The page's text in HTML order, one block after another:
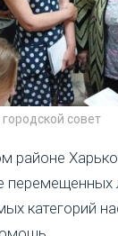
совет
районе
перемещенных
категорий